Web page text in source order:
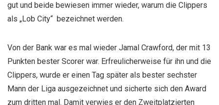
gut und beide bewiesen immer wieder, warum die Clippers
als „Lob City“ bezeichnet werden.
Von der Bank war es mal wieder Jamal Crawford, der mit 13
Punkten bester Scorer war. Erfreulicherweise für ihn und die
Clippers, wurde er einen Tag später als bester sechster
Mann der Liga ausgezeichnet und sicherte sich den Award
zum dritten mal. Damit verwies er den Zweitplatzierten